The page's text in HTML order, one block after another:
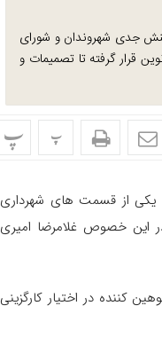
جدی شهروندان و شورای
قرار گرفته تا تصمیمات و
پ پ
یکی از قسمت های شهرداری
این خصوص غلامرضا امیری
کننده در اختیار کارگزینی